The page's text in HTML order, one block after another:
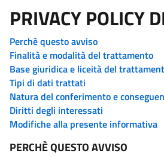
PRIVACY POLICY
Perchè questo avviso
Finalità e modalità del trattamento
Base giuridica e liceità del
Tipi di dati trattati
Natura del conferimento e
Diritti degli interessati
Modifiche alla presente informativa
PERCHÈ QUESTO AVVISO